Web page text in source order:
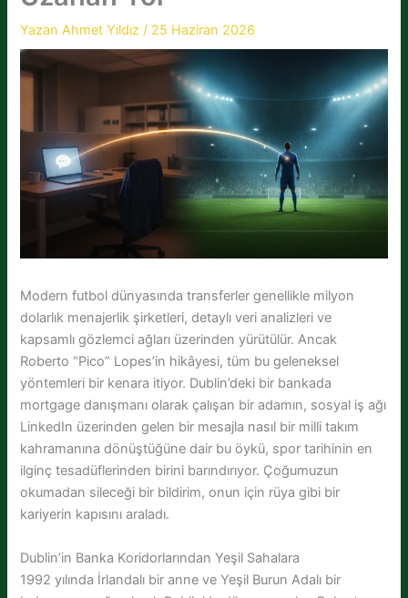
Yazan Ahmet Yıldız/ 25 Haziran 2026
Modern futbol dünyasında transferler genellikle milyon
dolarlık menajerlik şirketleri, detaylı veri analizleri ve
kapsamlı gözlemci ağları üzerinden yürütülür. Ancak
Roberto “Pico” Lopes’in hikâyesi, tüm bu geleneksel
yöntemleri bir kenara itiyor. Dublin’deki bir bankada
mortgage danışmanı olarak çalışan bir adamın, sosyal iş ağı
LinkedIn üzerinden gelen bir mesajla nasıl bir milli takım
kahramanına dönüştüğüne dair bu öykü, spor tarihinin en
ilginç tesadüflerinden birini barındırıyor. Çoğumuzun
okumadan sileceği bir bildirim, onun için rüya gibi bir
kariyerin kapısını araladı.
Dublin’in Banka Koridorlarından Yeşil Sahalara
1992 yılında İrlandalı bir anne ve Yeşil Burun Adalı bir